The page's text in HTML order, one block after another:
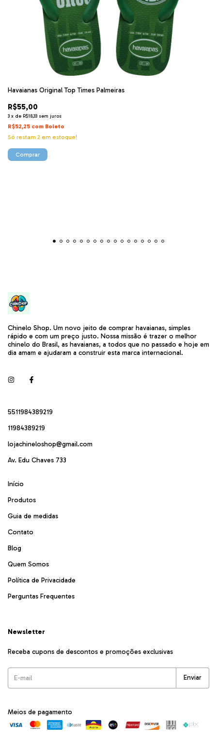
Havaianas Original Top Times Palmeiras
R$55,00
3 x de R$18,33 sem juros
R$52,25 com Boleto
Só restam 2 em estoque!
Comprar
Chinelo Shop. Um novo jeito de comprar havaianas, simples
rápido e com um preço justo. Nossa missão é trazer o melhor
chinelo do Brasil, as havaianas, a todos que no passado e hoje em
dia amam e ajudaram a construir esta marca internacional.
5511984389219
11984389219
lojachineloshop@gmail.com
Av. Edu Chaves 733
Início
Produtos
Guia de medidas
Contato
Blog
Quem Somos
Política de Privacidade
Perguntas Frequentes
Newsletter
Receba cupons de descontos e promoções exclusivas
Meios de pagamento